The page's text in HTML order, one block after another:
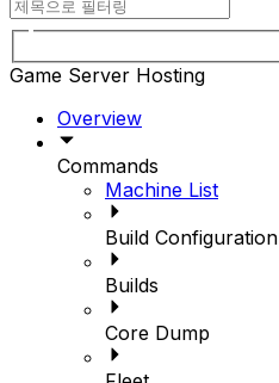
Game Server Hosting
Overview
Commands
Machine List
Build Configuration
Builds
Core Dump